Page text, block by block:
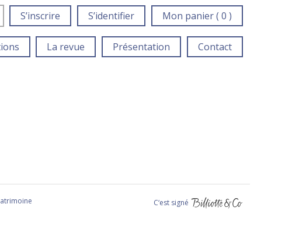
S’inscrire S’identifier Mon panier ( 0 )
La revue Présentation Contact
C‘est signé